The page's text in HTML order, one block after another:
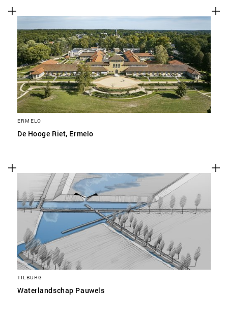
ERMELO
De Hooge Riet, Ermelo
TILBURG
Waterlandschap Pauwels